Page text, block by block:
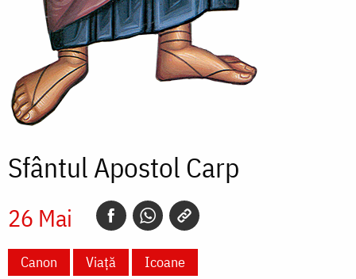
Sfântul Apostol Carp
26 Mai
Canon Viață
Icoane